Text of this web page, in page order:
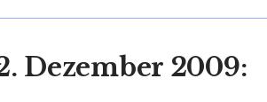
Dezember 2009: